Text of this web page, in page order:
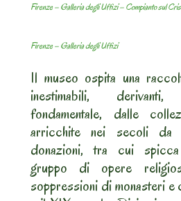
Firenze – Galleria degli Uffizi – Compianto sul
Firenze – Galleria degli Uffizi
Il museo ospita una
inestimabili,
fondamentale, dalle
arricchite nei secoli da
donazioni, tra cui
gruppo di opere
soppressioni di monasteri